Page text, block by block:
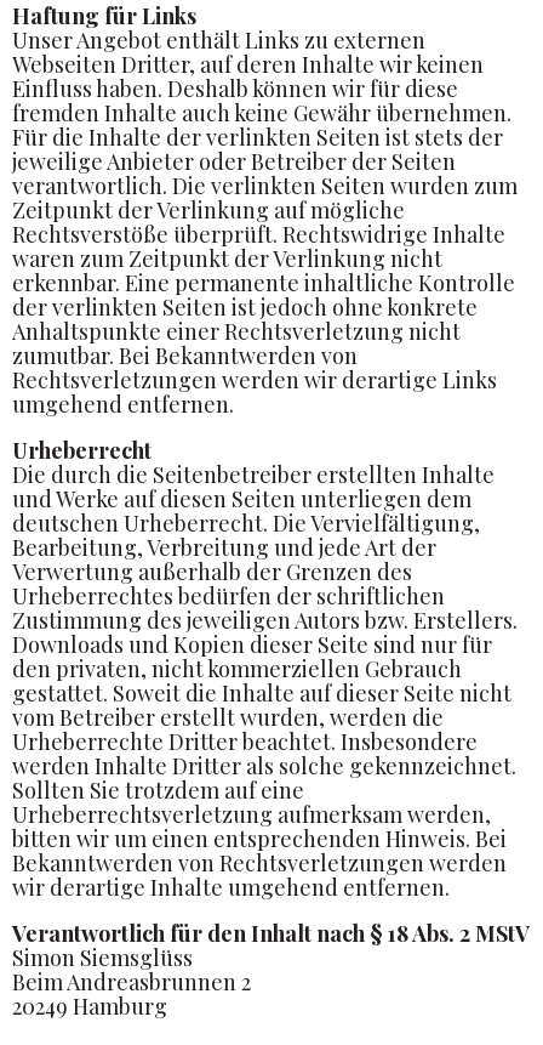
Haftung für Links
Unser Angebot enthält Links zu externen
Webseiten Dritter, auf deren Inhalte wir keinen
Einfluss haben. Deshalb können wir für diese
fremden Inhalte auch keine Gewähr übernehmen.
Für die Inhalte der verlinkten Seiten ist stets der
jeweilige Anbieter oder Betreiber der Seiten
verantwortlich. Die verlinkten Seiten wurden zum
Zeitpunkt der Verlinkung auf mögliche
Rechtsverstöße überprüft. Rechtswidrige Inhalte
waren zum Zeitpunkt der Verlinkung nicht
erkennbar. Eine permanente inhaltliche Kontrolle
der verlinkten Seiten ist jedoch ohne konkrete
Anhaltspunkte einer Rechtsverletzung nicht
zumutbar. Bei Bekanntwerden von
Rechtsverletzungen werden wir derartige Links
umgehend entfernen.
Urheberrecht
Die durch die Seitenbetreiber erstellten Inhalte
und Werke auf diesen Seiten unterliegen dem
deutschen Urheberrecht. Die Vervielfältigung,
Bearbeitung, Verbreitung und jede Art der
Verwertung außerhalb der Grenzen des
Urheberrechtes bedürfen der schriftlichen
Zustimmung des jeweiligen Autors bzw. Erstellers.
Downloads und Kopien dieser Seite sind nur für
den privaten, nicht kommerziellen Gebrauch
gestattet. Soweit die Inhalte auf dieser Seite nicht
vom Betreiber erstellt wurden, werden die
Urheberrechte Dritter beachtet. Insbesondere
werden Inhalte Dritter als solche gekennzeichnet.
Sollten Sie trotzdem auf eine
Urheberrechtsverletzung aufmerksam werden,
bitten wir um einen entsprechenden Hinweis. Bei
Bekanntwerden von Rechtsverletzungen werden
wir derartige Inhalte umgehend entfernen.
Verantwortlich für den Inhalt nach § 18 Abs. 2 MStV
Simon Siemsglüss
Beim Andreasbrunnen 2
20249 Hamburg